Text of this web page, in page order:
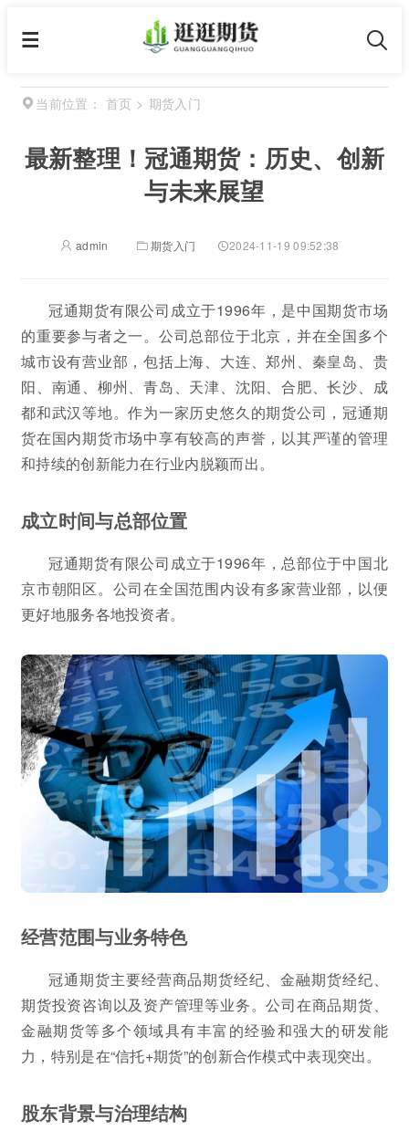
当前位置： 首页 > 期货入门
最新整理！冠通期货：历史、创新
与未来展望
admin 期货入门 2024-11-19 09:52:38
冠通期货有限公司成立于1996年，是中国期货市场
的重要参与者之一。公司总部位于北京，并在全国多个
城市设有营业部，包括上海、大连、郑州、秦皇岛、贵
阳、南通、柳州、青岛、天津、沈阳、合肥、长沙、成
都和武汉等地。作为一家历史悠久的期货公司，冠通期
货在国内期货市场中享有较高的声誉，以其严谨的管理
和持续的创新能力在行业内脱颖而出。
成立时间与总部位置
冠通期货有限公司成立于1996年，总部位于中国北
京市朝阳区。公司在全国范围内设有多家营业部，以便
更好地服务各地投资者。
经营范围与业务特色
冠通期货主要经营商品期货经纪、金融期货经纪、
期货投资咨询以及资产管理等业务。公司在商品期货、
金融期货等多个领域具有丰富的经验和强大的研发能
力，特别是在“信托+期货”的创新合作模式中表现突出。
股东背景与治理结构